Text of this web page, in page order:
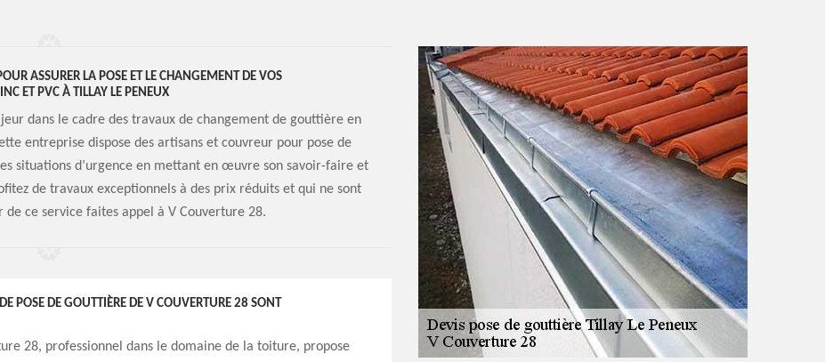
ASSURER LA POSE ET LE CHANGEMENT DE VOS
ET PVC À TILLAY LE PENEUX
dans le cadre des travaux de changement de gouttière en
entreprise dispose des artisans et couvreur pour pose de
situations d’urgence en mettant en œuvre son savoir-faire et
de travaux exceptionnels à des prix réduits et qui ne sont
de ce service faites appel à V Couverture 28.
POSE DE GOUTTIÈRE DE V COUVERTURE 28 SONT
28, professionnel dans le domaine de la toiture, propose